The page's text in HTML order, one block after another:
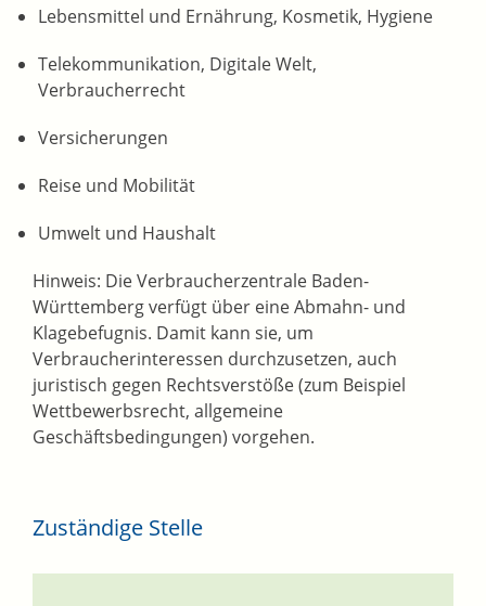
Lebensmittel und Ernährung, Kosmetik, Hygiene
Telekommunikation, Digitale Welt,
Verbraucherrecht
Versicherungen
Reise und Mobilität
Umwelt und Haushalt
Hinweis: Die Verbraucherzentrale Baden-
Württemberg verfügt über eine Abmahn- und
Klagebefugnis. Damit kann sie, um
Verbraucherinteressen durchzusetzen, auch
juristisch gegen Rechtsverstöße (zum Beispiel
Wettbewerbsrecht, allgemeine
Geschäftsbedingungen) vorgehen.
Zuständige Stelle